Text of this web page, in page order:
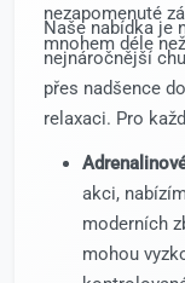
nezapomenuté
mnohem déle
Naše nabídka je
nejnáročnější
přes nadšence
relaxaci. Pro
akci,
moderních
mohou